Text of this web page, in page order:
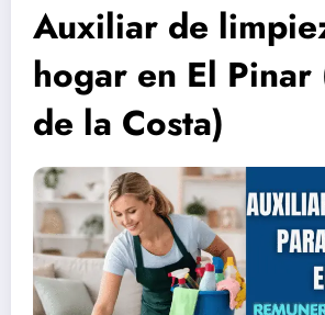
Auxiliar de
hogar en El Pinar
de la Costa)